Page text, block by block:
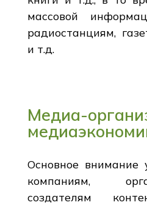
массовой
радиостанциям,
и т.д.
Медиа-
Основное внимание
компаниям,
создателям